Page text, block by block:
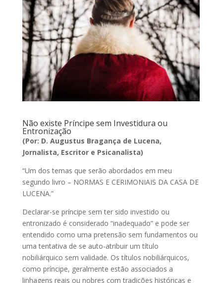
Não existe Príncipe sem Investidura ou
Entronização
(Por: D. Augustus Bragança de Lucena,
Jornalista, Escritor e Psicanalista)
“Um dos temas que serão abordados em meu
segundo livro – NORMAS E CERIMONIAIS DA CASA DE
LUCENA.”
Declarar-se príncipe sem ter sido investido ou
entronizado é considerado “inadequado” e pode ser
entendido como uma pretensão sem fundamentos ou
uma tentativa de se auto-atribuir um título
nobiliárquico sem validade. Os títulos nobiliárquicos,
como príncipe, geralmente estão associados a
linhagens reais ou nobres com tradições históricas e